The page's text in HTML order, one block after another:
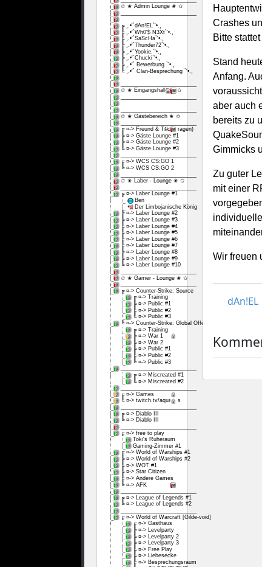
✩ ✬ Admin Lounge ✬ ✩
╔ ¸.•'´dAn!EL`'•.¸
╠ ¸.•'´Wh0'$ N3Xt`'•.¸
╠ ¸.•'´SaScHa`'•.¸
╠ ¸.•'´Thunder72`'•.¸
╠ ¸.•'´Yookie.`'•.¸
╠ ¸.•'´Chucki`'•.¸
╠ ¸.•'´ Bewerbung `'•.¸
╚ ¸.•'´ Clan-Besprechung `'•.¸
✩ ✬ Eingangshalle ✬ ✩
✩ ✬ Gästebereich ✬ ✩
╔ ¤-> Freund & Tฝc (Fragen)
╠ ¤-> Gäste Lounge #1
╠ ¤-> Gäste Lounge #2
╚ ¤-> Gäste Lounge #3
╔ ¤-> WCS CS:GO 1
╚ ¤-> WCS CS:GO 2
✩ ✬ Laber - Lounge ✬ ✩
╔ ¤-> Laber Lounge #1
Ben
Der Limbojanische König
╠ ¤-> Laber Lounge #2
╠ ¤-> Laber Lounge #3
╠ ¤-> Laber Lounge #4
╠ ¤-> Laber Lounge #5
╠ ¤-> Laber Lounge #6
╠ ¤-> Laber Lounge #7
╠ ¤-> Laber Lounge #8
╠ ¤-> Laber Lounge #9
╚ ¤-> Laber Lounge #10
✩ ✬ Gamer - Lounge ✬ ✩
╔ ¤-> Counter-Strike: Source
╔ ¤-> Training
╠ ¤-> Public #1
╠ ¤-> Public #2
╚ ¤-> Public #3
╚ ¤-> Counter-Strike: Global Offensive
╔ ¤-> Training
╠ ¤-> War 1
╠ ¤-> War 2
╠ ¤-> Public #1
╠ ¤-> Public #2
╚ ¤-> Public #3
╔ ¤-> Miscreated #1
╚ ¤-> Miscreated #2
╔ ¤-> Games
╚ ¤-> twitch.tv/aquarixs
╔ ¤-> Diablo III
╚ ¤-> Diablo III
╔ ¤-> free to play
Toki's Ruheraum
Gaming-Zimmer #1
╔ ¤-> World of Warships #1
╠ ¤-> World of Warships #2
╠ ¤-> WOT #1
╠ ¤-> Star Citizen
╠ ¤-> Andere Games
╚ ¤-> AFK
╔ ¤-> League of Legends #1
╚ ¤-> League of Legends #2
╔ ¤-> World of Warcraft [Gilde-void]
╔ ¤-> Gasthaus
╠ ¤-> Levelparty
╠ ¤-> Levelparty 2
╠ ¤-> Levelparty 3
╠ ¤-> Free Play
╠ ¤-> Liebesecke
╠ ¤-> Besprechungsraum
Crashes
Bitte
Stand
Anfang.
aber auch
bereits zu
Gimmicks
Zu guter
mit einer
Wir freuen
dAn!EL